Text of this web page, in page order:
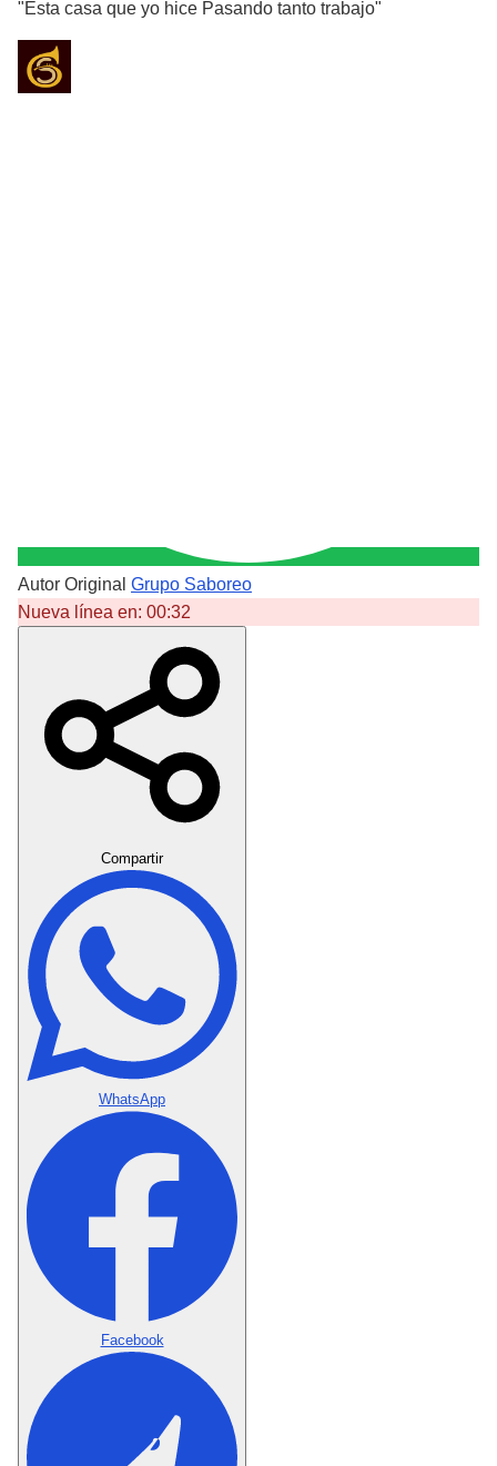
"Esta casa que yo hice Pasando tanto trabajo"
Autor Original Grupo Saboreo
Nueva línea en: 00:32
Compartir
WhatsApp
Facebook